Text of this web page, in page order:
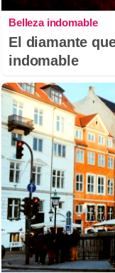
Belleza indomable
El diamante
indomable